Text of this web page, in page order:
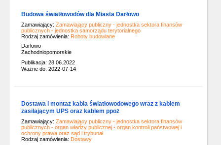
Budowa światłowodów dla Miasta Darłowo
Zamawiający: Zamawiający publiczny - jednostka sektora finansów
publicznych - jednostka samorządu terytorialnego
Rodzaj zamówienia: Roboty budowlane
Darłowo
Zachodniopomorskie
Publikacja: 28.06.2022
Ważne do: 2022-07-14
Dostawa i montaż kabla światłowodowego wraz z kablem
zasilającym UPS oraz kablem ppoż
Zamawiający: Zamawiający publiczny - jednostka sektora finansów
publicznych - organ władzy publicznej - organ kontroli państwowej i
ochrony prawa oraz sąd i trybunał
Rodzaj zamówienia: Dostawy